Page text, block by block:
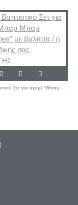
Boho Βαπτιστικό Σετ για αγόρι “Μπαμ Μπαμ Flintstones" με βαλίτσα / ή ΘΕΜΑ δικής σας ΕΠΙΛΟΓΗΣ